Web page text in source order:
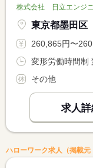
株式会社 日立エンジ
東京都墨田区
260,865円〜260,865円 ※フルタイ
その他
求人
ハローワーク求人（掲載元